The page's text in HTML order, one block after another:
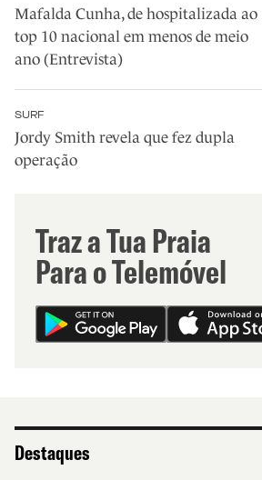
Mafalda Cunha, de hospitalizada ao
top 10 nacional em menos de meio
ano (Entrevista)
SURF
Jordy Smith revela que fez dupla
operação
Traz a Tua Praia
Para o Telemóvel
Destaques